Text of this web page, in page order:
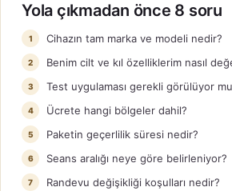
Yola çıkmadan önce 8 soru
Cihazın tam marka ve modeli nedir?
Benim cilt ve kıl özelliklerim nasıl
Test uygulaması gerekli görülüyor
Ücrete hangi bölgeler dahil?
Paketin geçerlilik süresi nedir?
Seans aralığı neye göre belirleniyor?
Randevu değişikliği koşulları nedir?